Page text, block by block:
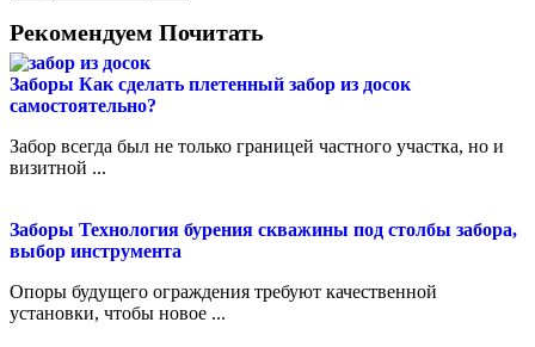
Рекомендуем Почитать
Заборы Как сделать плетенный забор из досок
самостоятельно?
Забор всегда был не только границей частного участка, но и
визитной ...
Заборы Технология бурения скважины под столбы забора,
выбор инструмента
Опоры будущего ограждения требуют качественной
установки, чтобы новое ...